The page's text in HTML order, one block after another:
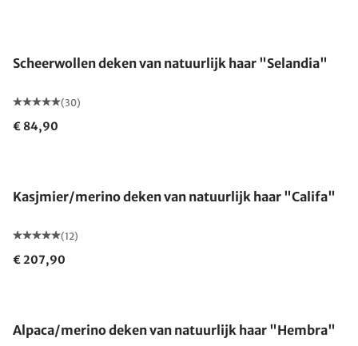
Scheerwollen deken van natuurlijk haar "Selandia"
(30)
€ 84,90
Kasjmier/merino deken van natuurlijk haar "Califa"
(12)
€ 207,90
Alpaca/merino deken van natuurlijk haar "Hembra"